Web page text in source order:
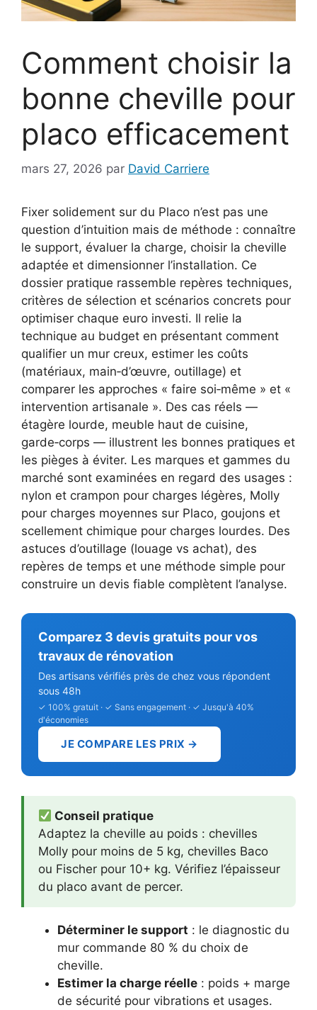
Comment choisir la
bonne cheville pour
placo efficacement
mars 27, 2026 par David Carriere
Fixer solidement sur du Placo n’est pas une
question d’intuition mais de méthode : connaître
le support, évaluer la charge, choisir la cheville
adaptée et dimensionner l’installation. Ce
dossier pratique rassemble repères techniques,
critères de sélection et scénarios concrets pour
optimiser chaque euro investi. Il relie la
technique au budget en présentant comment
qualifier un mur creux, estimer les coûts
(matériaux, main‑d’œuvre, outillage) et
comparer les approches « faire soi‑même » et «
intervention artisanale ». Des cas réels —
étagère lourde, meuble haut de cuisine,
garde‑corps — illustrent les bonnes pratiques et
les pièges à éviter. Les marques et gammes du
marché sont examinées en regard des usages :
nylon et crampon pour charges légères, Molly
pour charges moyennes sur Placo, goujons et
scellement chimique pour charges lourdes. Des
astuces d’outillage (louage vs achat), des
repères de temps et une méthode simple pour
construire un devis fiable complètent l’analyse.
Comparez 3 devis gratuits pour vos
travaux de rénovation
Des artisans vérifiés près de chez vous répondent
sous 48h
✓ 100% gratuit · ✓ Sans engagement · ✓ Jusqu'à 40%
d'économies
JE COMPARE LES PRIX →
Conseil pratique
Adaptez la cheville au poids : chevilles
Molly pour moins de 5 kg, chevilles Baco
ou Fischer pour 10+ kg. Vérifiez l’épaisseur
du placo avant de percer.
Déterminer le support : le diagnostic du
mur commande 80 % du choix de
cheville.
Estimer la charge réelle : poids + marge
de sécurité pour vibrations et usages.